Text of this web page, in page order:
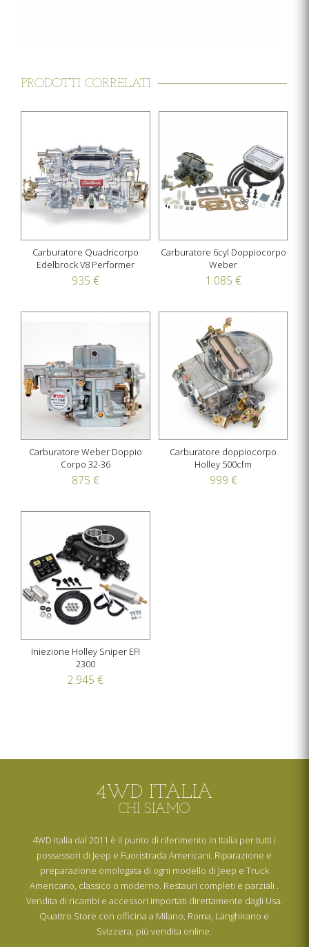
PRODOTTI CORRELATI
Carburatore Quadricorpo
Edelbrock V8 Performer
935 €
Carburatore 6cyl Doppiocorpo
Weber
1.085 €
Carburatore Weber Doppio
Corpo 32-36
875 €
Carburatore doppiocorpo
Holley 500cfm
999 €
Iniezione Holley Sniper EFI
2300
2.945 €
4WD ITALIA
CHI SIAMO
4WD Italia dal 2011 è il punto di riferimento in Italia per tutti i
possessori di Jeep e Fuoristrada Americani. Riparazione e
preparazione omologata di ogni modello di Jeep e Truck
Americano, classico o moderno. Restauri completi e parziali .
Vendita di ricambi e accessori importati direttamente dagli Usa.
Quattro Store con officina a Milano, Roma, Langhirano e
Svizzera, più vendita online.